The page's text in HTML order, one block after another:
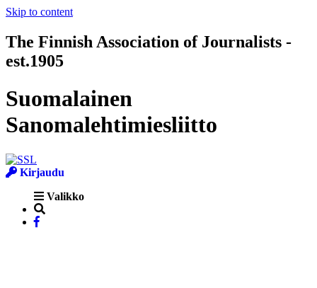
Skip to content
The Finnish Association of Journalists -
est.1905
Suomalainen
Sanomalehtimiesliitto
Kirjaudu
Valikko